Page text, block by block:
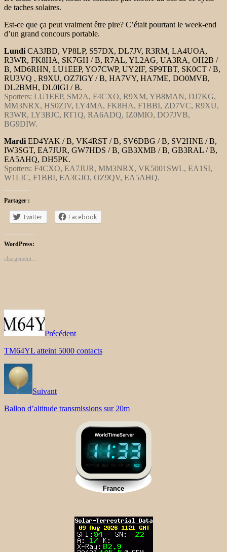
de taches solaires.
Est-ce que ça peut vraiment être pire? C’était pourtant le week-end
d’un grand concours portable.
Lundi CA3JBD, VP8LP, S57DX, DL7JV, R3RM, LA4UOA,
R3WR, FK8HA, SK7GH / B, R7AL, YL2AG, UA3RA, OH2B /
B, MD6RHN, LU1EEP, YO7CWP, UY2IF, SP9TBT, SK0CT / B,
RU3VQ , R9XU, OZ7IGY / B, HA7VY, HA7ME, DO0MVB,
DL2BMH, DL0IGI / B.
Spotters: LU1EEP, SM2A, F4CXO, R9XM, YB8MAN, DJ7KG,
MM3NRX, HS0ZIV, LY4MA, FK8HA, F1BBI, ZD7VC, R9XU,
R3WR, LY3BJC, RT1Q, RA6ADQ, IZ0MIO, DO7JVB,
BG9DIW.
Mardi ED4YAK / B, VK4RST / B, SV6DBG / B, SV2HNE / B,
IW3SGT, EA7JUR, GW7HDS / B, GB3XMB / B, GB3RAL / B,
EA5AHQ, DH5PK.
Spotters: F4CXO, EA7JUR, MM3NRX, VK5001SWL, EA1SI,
W1LIC, F1BBI, EA3GJO, OZ9QV, EA5AHQ.
Partager :
Twitter Facebook
WordPress:
chargement…
Précédent
TM64YL atteint 5000 contacts
Suivant
Ballon d’altitude transmissions sur 20m